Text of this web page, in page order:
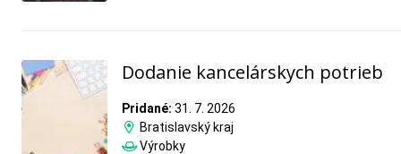
Dodanie kancelárskych potrieb
Pridané: 31. 7. 2026
Bratislavský kraj
Výrobky